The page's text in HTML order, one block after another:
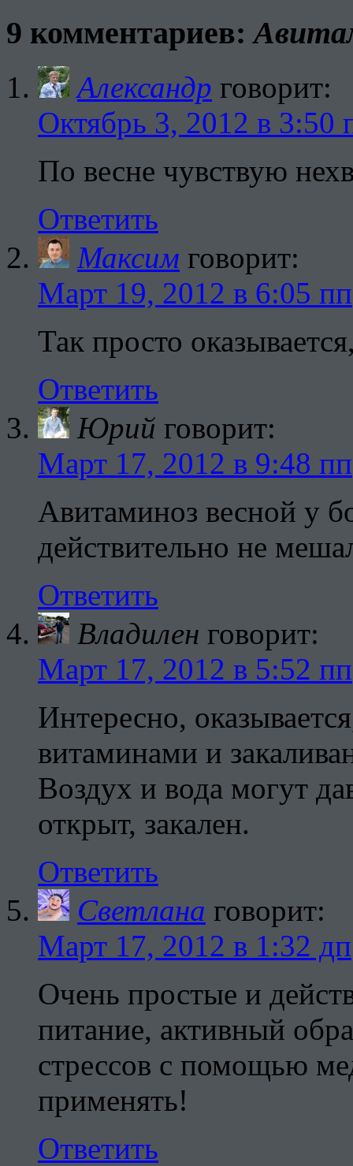
9 комментариев:
Александр говорит:
Октябрь 3, 2012 в 3:50
По весне чувствую
Ответить
Максим говорит:
Март 19, 2012 в 6:05 пп
Так просто
Ответить
Юрий говорит:
Март 17, 2012 в 9:48 пп
Авитаминоз весной у
действительно не
Ответить
Владилен говорит:
Март 17, 2012 в 5:52 пп
Интересно,
витаминами и
Воздух и вода могут
открыт, закален.
Ответить
Светлана говорит:
Март 17, 2012 в 1:32 дп
Очень простые и
питание, активный
стрессов с помощью
применять!
Ответить